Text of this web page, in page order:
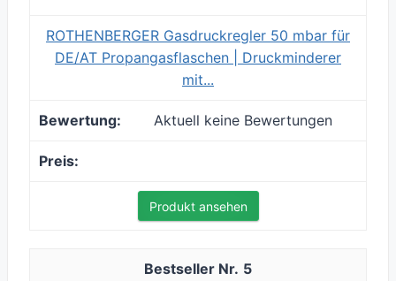
ROTHENBERGER Gasdruckregler 50 mbar für
DE/AT Propangasflaschen | Druckminderer
mit...
Aktuell keine Bewertungen
Produkt ansehen
5